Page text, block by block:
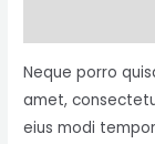
Neque porro
amet,
eius modi